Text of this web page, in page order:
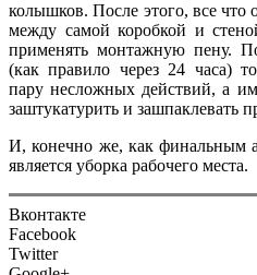
колышков. После этого, все что
между самой коробкой и
применять монтажную пену.
(как правило через 24 часа)
пару несложных действий, а
заштукатурить и зашпаклевать
И, конечно же, как финальным
является уборка рабочего места.
Вконтакте
Facebook
Twitter